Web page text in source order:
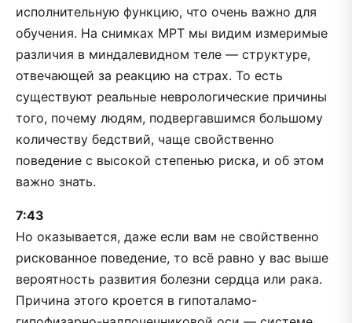
исполнительную функцию, что очень важно для
обучения. На снимках МРТ мы видим измеримые
различия в миндалевидном теле — структуре,
отвечающей за реакцию на страх. То есть
существуют реальные неврологические причины
того, почему людям, подвергавшимся большому
количеству бедствий, чаще свойственно
поведение с высокой степенью риска, и об этом
важно знать.
7:43
Но оказывается, даже если вам не свойственно
рискованное поведение, то всё равно у вас выше
вероятность развития болезни сердца или рака.
Причина этого кроется в гипоталамо-